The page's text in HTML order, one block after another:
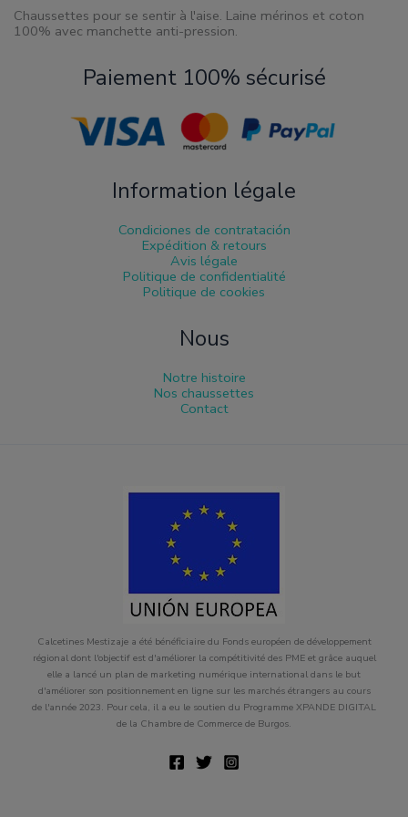
Chaussettes pour se sentir à l'aise. Laine mérinos et coton
100% avec manchette anti-pression.
Paiement 100% sécurisé
Information légale
Condiciones de contratación
Expédition & retours
Avis légale
Politique de confidentialité
Politique de cookies
Nous
Notre histoire
Nos chaussettes
Contact
Calcetines Mestizaje a été bénéficiaire du Fonds européen de développement
régional dont l'objectif est d'améliorer la compétitivité des PME et grâce auquel
elle a lancé un plan de marketing numérique international dans le but
d'améliorer son positionnement en ligne sur les marchés étrangers au cours
de l'année 2023. Pour cela, il a eu le soutien du Programme XPANDE DIGITAL
de la Chambre de Commerce de Burgos.